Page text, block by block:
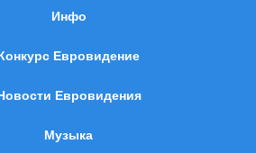
Инфо
Евровидение
Евровидения
Музыка